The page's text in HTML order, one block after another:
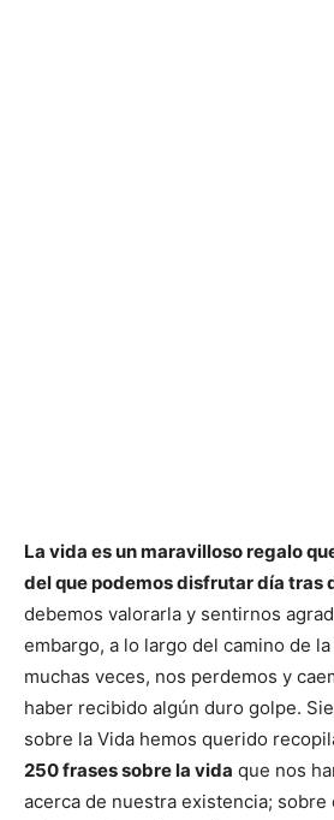
La vida es un maravilloso regalo
del que podemos disfrutar día tras
debemos valorarla y sentirnos
embargo, a lo largo del camino de
muchas veces, nos perdemos y
haber recibido algún duro golpe.
sobre la Vida hemos querido
250 frases sobre la vida que nos
acerca de nuestra existencia; sobre